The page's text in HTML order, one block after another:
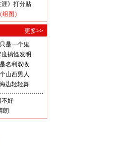
涯》打分贴
图）
更多>>
是一个鬼
搞怪发明
名利双收
山西男人
边轻轻舞
不好
朗